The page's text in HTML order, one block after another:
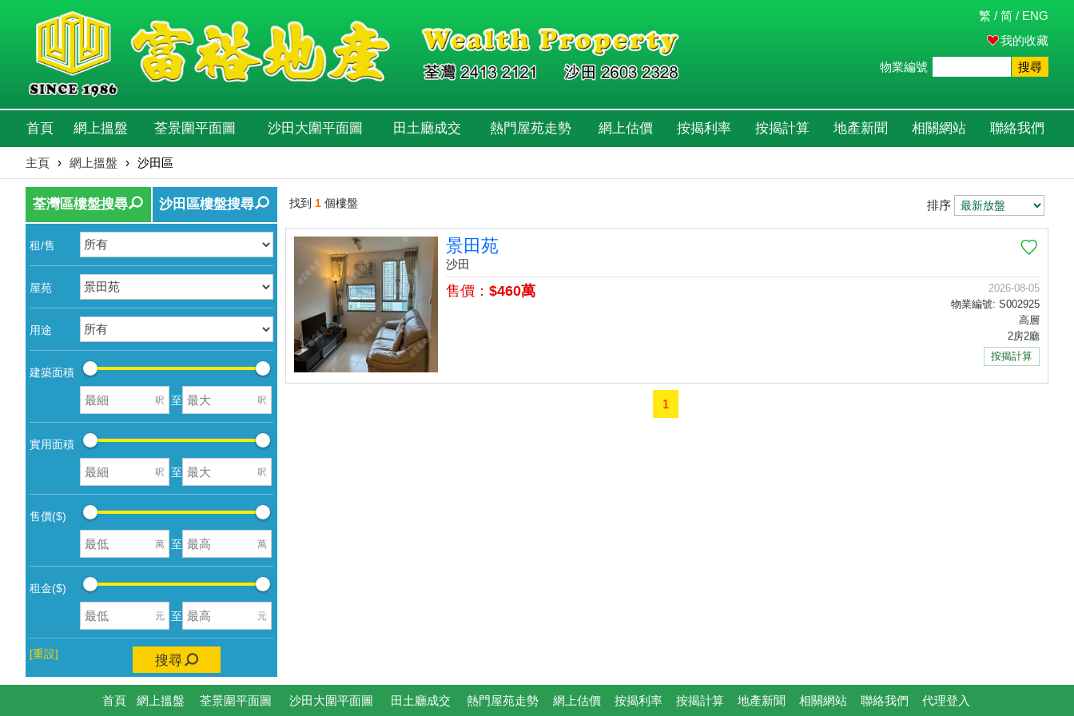
繁 / 简 / ENG
我的收藏
物業編號
搜尋
首頁 網上搵盤 荃景圍平面圖 沙田大圍平面圖 田土廳成交 熱門屋苑走勢 網上估價 按揭利率 按揭計算 地產新聞 相關網站 聯絡我們
主頁 › 網上搵盤 › 沙田區
荃灣區樓盤搜尋 沙田區樓盤搜尋
租/售
屋苑
用途
建築面積
呎 至 呎
實用面積
呎 至 呎
售價($)
萬 至 萬
租金($)
元 至 元
[重設] 搜尋
找到 1 個樓盤 排序
景田苑
沙田
2026-08-05
物業編號: S002925
高層
2房2廳
按揭計算
售價： $460萬
1
首頁 網上搵盤 荃景圍平面圖 沙田大圍平面圖 田土廳成交 熱門屋苑走勢 網上估價 按揭利率 按揭計算 地產新聞 相關網站 聯絡我們 代理登入